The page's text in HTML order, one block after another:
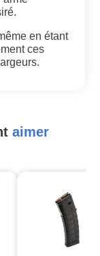
en étant
ces
aimer